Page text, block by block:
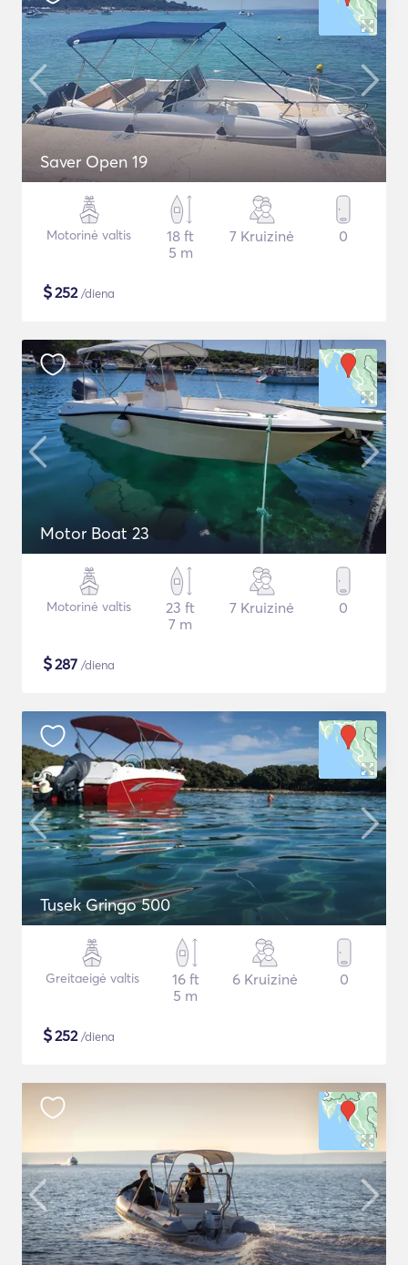
Saver Open 19
Motorinė valtis
18 ft
5 m
7 Kruizinė 0
$252/diena
Motor Boat 23
Motorinė valtis
23 ft
7 m
7 Kruizinė 0
$287 /diena
Tusek Gringo 500
Greitaeigė valtis
16 ft
5 m
6 Kruizinė 0
$252/diena